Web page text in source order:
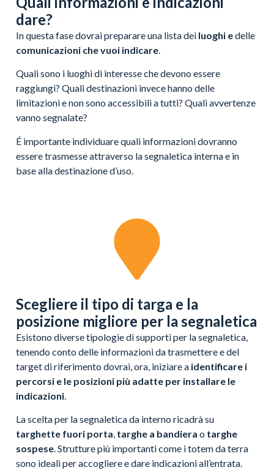
dare?
In questa fase dovrai preparare una lista dei luoghi edelle
comunicazioni che vuoi indicare
Quali sono i luoghi di interesse che devono essere
raggiungi? Quali destinazioni invece hanno delle
limitazioni e non sono accessibili a tutti? Quali avvertenze
vanno segnalate?
É importante individuare quali informazioni dovranno
essere trasmesse attraverso la segnaletica interna e in
base alla destinazione d’uso.
Scegliere il tipo di targa e la
posizione migliore per la segnaletica
Esistono diverse tipologie di supporti per la segnaletica,
tenendo conto delle informazioni da trasmettere e del
target di riferimento dovrai, ora, iniziare a identificare i
percorsi e le posizioni più adatte per installare le
indicazioni.
La scelta per la segnaletica da interno ricadrà su
targhette fuori porta, targhe a bandiera o targhe
sospese. Strutture più importanti come i totem da terra
sono ideali per accogliere e dare indicazioni all’entrata.